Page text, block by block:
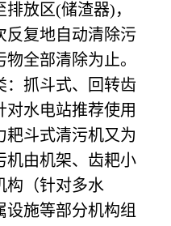
放区(储渣器)，
反复地自动清除污
全部清除为止。
：抓斗式、回转齿
水电站推荐使用
耙斗式清污机又为
机由机架、齿耙小
构（针对多水
设施等部分机构组